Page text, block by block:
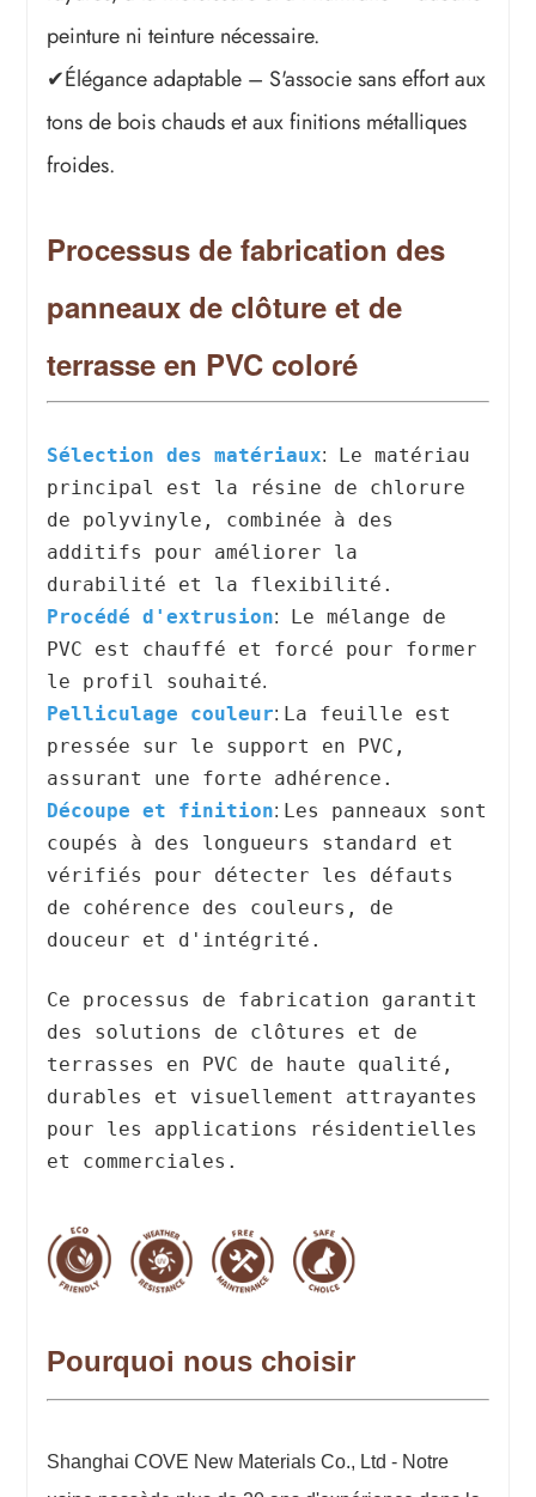
peinture ni teinture nécessaire.
✔Élégance adaptable – S'associe sans effort aux
tons de bois chauds et aux finitions métalliques
froides.
Processus de fabrication des
panneaux de clôture et de
terrasse en PVC coloré
Sélection des matériaux:
Le matériau
principal est la résine de chlorure
de polyvinyle, combinée à des
additifs pour améliorer la
durabilité et la flexibilité.
Procédé d'extrusion:
Le mélange de
PVC est chauffé et forcé pour former
le profil souhaité.
Pelliculage couleur: La feuille est
pressée sur le support en PVC,
assurant une forte adhérence.
Découpe et finition: Les panneaux sont
coupés à des longueurs standard et
vérifiés pour détecter les défauts
de cohérence des couleurs, de
douceur et d'intégrité.
Ce processus de fabrication garantit
des solutions de clôtures et de
terrasses en PVC de haute qualité,
durables et visuellement attrayantes
pour les applications résidentielles
et commerciales.
Pourquoi nous choisir
Shanghai COVE New Materials Co., Ltd - Notre